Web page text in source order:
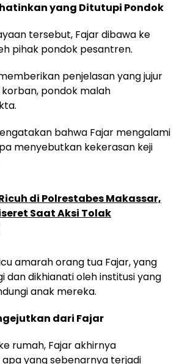
yang Ditutupi Pondok
tersebut, Fajar dibawa ke
pihak pondok pesantren.
penjelasan yang jujur
pondok malah
bahwa Fajar mengalami
menyebutkan kekerasan keji
di Polrestabes Makassar,
Saat Aksi Tolak
amarah orang tua Fajar, yang
dan dikhianati oleh institusi yang
anak mereka.
dari Fajar
rumah, Fajar akhirnya
yang sebenarnya terjadi